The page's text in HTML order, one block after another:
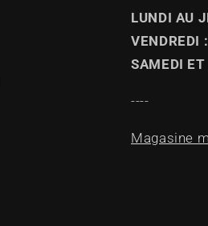
LUNDI AU
VENDREDI :
SAMEDI
----
Magasine